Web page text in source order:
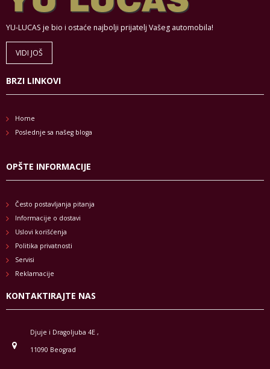
YU-LUCAS je bio i ostaće najbolji prijatelj Vašeg automobila!
VIDI JOŠ
BRZI LINKOVI
Home
Poslednje sa našeg bloga
OPŠTE INFORMACIJE
Često postavljanja pitanja
Informacije o dostavi
Uslovi korišćenja
Politika privatnosti
Servisi
Reklamacije
KONTAKTIRAJTE NAS
Djuje i Dragoljuba 4E ,
11090 Beograd